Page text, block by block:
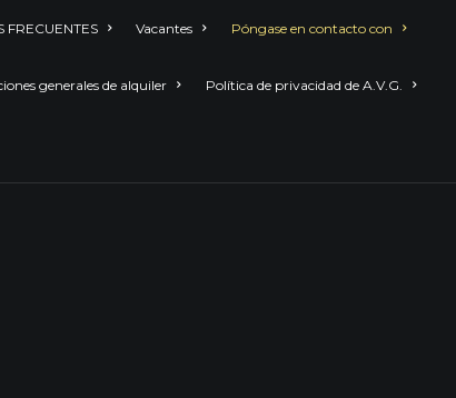
FRECUENTES Vacantes Póngase en contacto con
generales de alquiler Política de privacidad de A.V.G.